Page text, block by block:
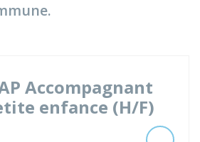
Accompagnant
enfance (H/F)